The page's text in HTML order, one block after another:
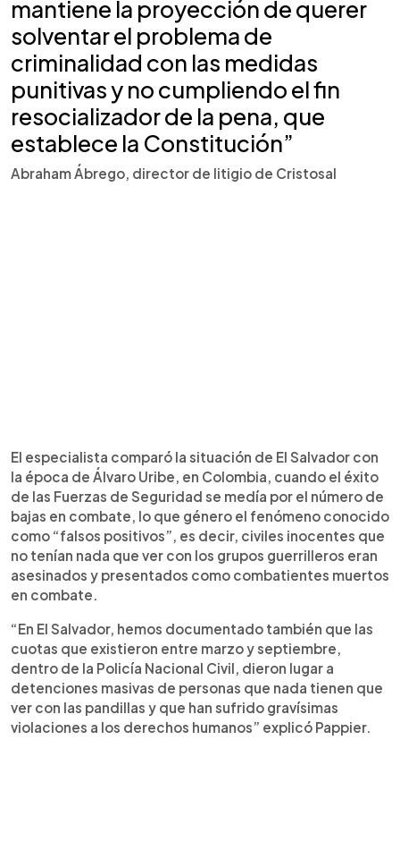
mantiene la proyección de querer
solventar el problema de
criminalidad con las medidas
punitivas y no cumpliendo el fin
resocializador de la pena, que
establece la Constitución”
Abraham Ábrego, director de litigio de Cristosal
El especialista comparó la situación de El Salvador con
la época de Álvaro Uribe, en Colombia, cuando el éxito
de las Fuerzas de Seguridad se medía por el número de
bajas en combate, lo que género el fenómeno conocido
como “falsos positivos”, es decir, civiles inocentes que
no tenían nada que ver con los grupos guerrilleros eran
asesinados y presentados como combatientes muertos
en combate.
“En El Salvador, hemos documentado también que las
cuotas que existieron entre marzo y septiembre,
dentro de la Policía Nacional Civil, dieron lugar a
detenciones masivas de personas que nada tienen que
ver con las pandillas y que han sufrido gravísimas
violaciones a los derechos humanos” explicó Pappier.